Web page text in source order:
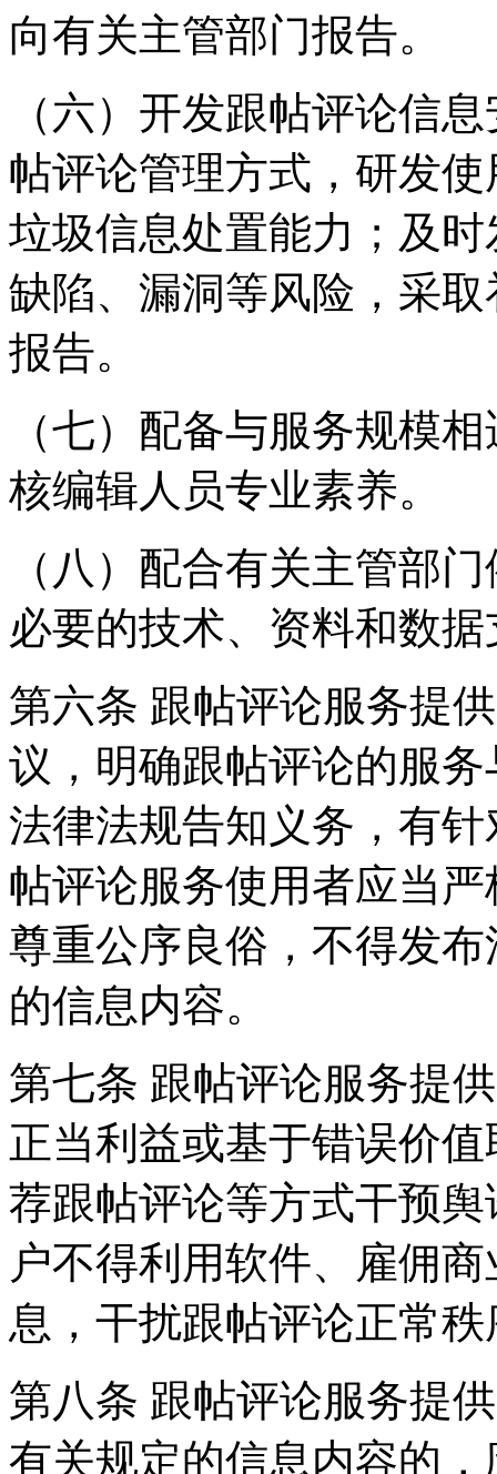
向有关主管部门报告。
（六）开发跟帖评论信
帖评论管理方式，研发
垃圾信息处置能力；及
缺陷、漏洞等风险，采
报告。
（七）配备与服务规模
核编辑人员专业素养。
（八）配合有关主管部
必要的技术、资料和数
第六条 跟帖评论服务提
议，明确跟帖评论的服
法律法规告知义务，有
帖评论服务使用者应当
尊重公序良俗，不得发
的信息内容。
第七条 跟帖评论服务提
正当利益或基于错误价
荐跟帖评论等方式干预
户不得利用软件、雇佣
息，干扰跟帖评论正常
第八条 跟帖评论服务提
有关规定的信息内容的